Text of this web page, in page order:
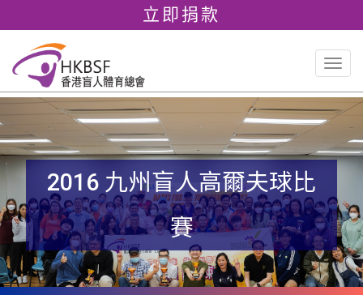
立即捐款
2016 九州盲人高爾夫球比
賽